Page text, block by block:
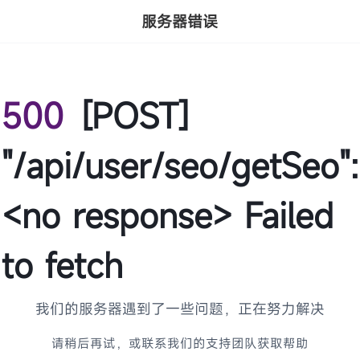
服务器错误
500 [POST]
"/api/user/seo/getSeo":
<no response> Failed
to fetch
我们的服务器遇到了一些问题，正在努力解决
请稍后再试，或联系我们的支持团队获取帮助